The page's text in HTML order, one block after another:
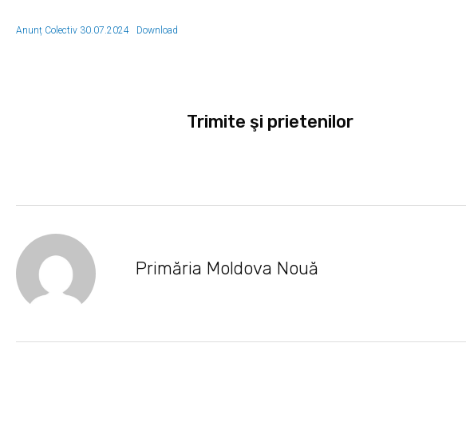
Anunț Colectiv 30.07.2024 Download
Trimite şi prietenilor
Primăria Moldova Nouă